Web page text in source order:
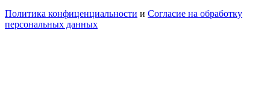
Политика конфиценциальности и Согласие на обработку
персональных данных